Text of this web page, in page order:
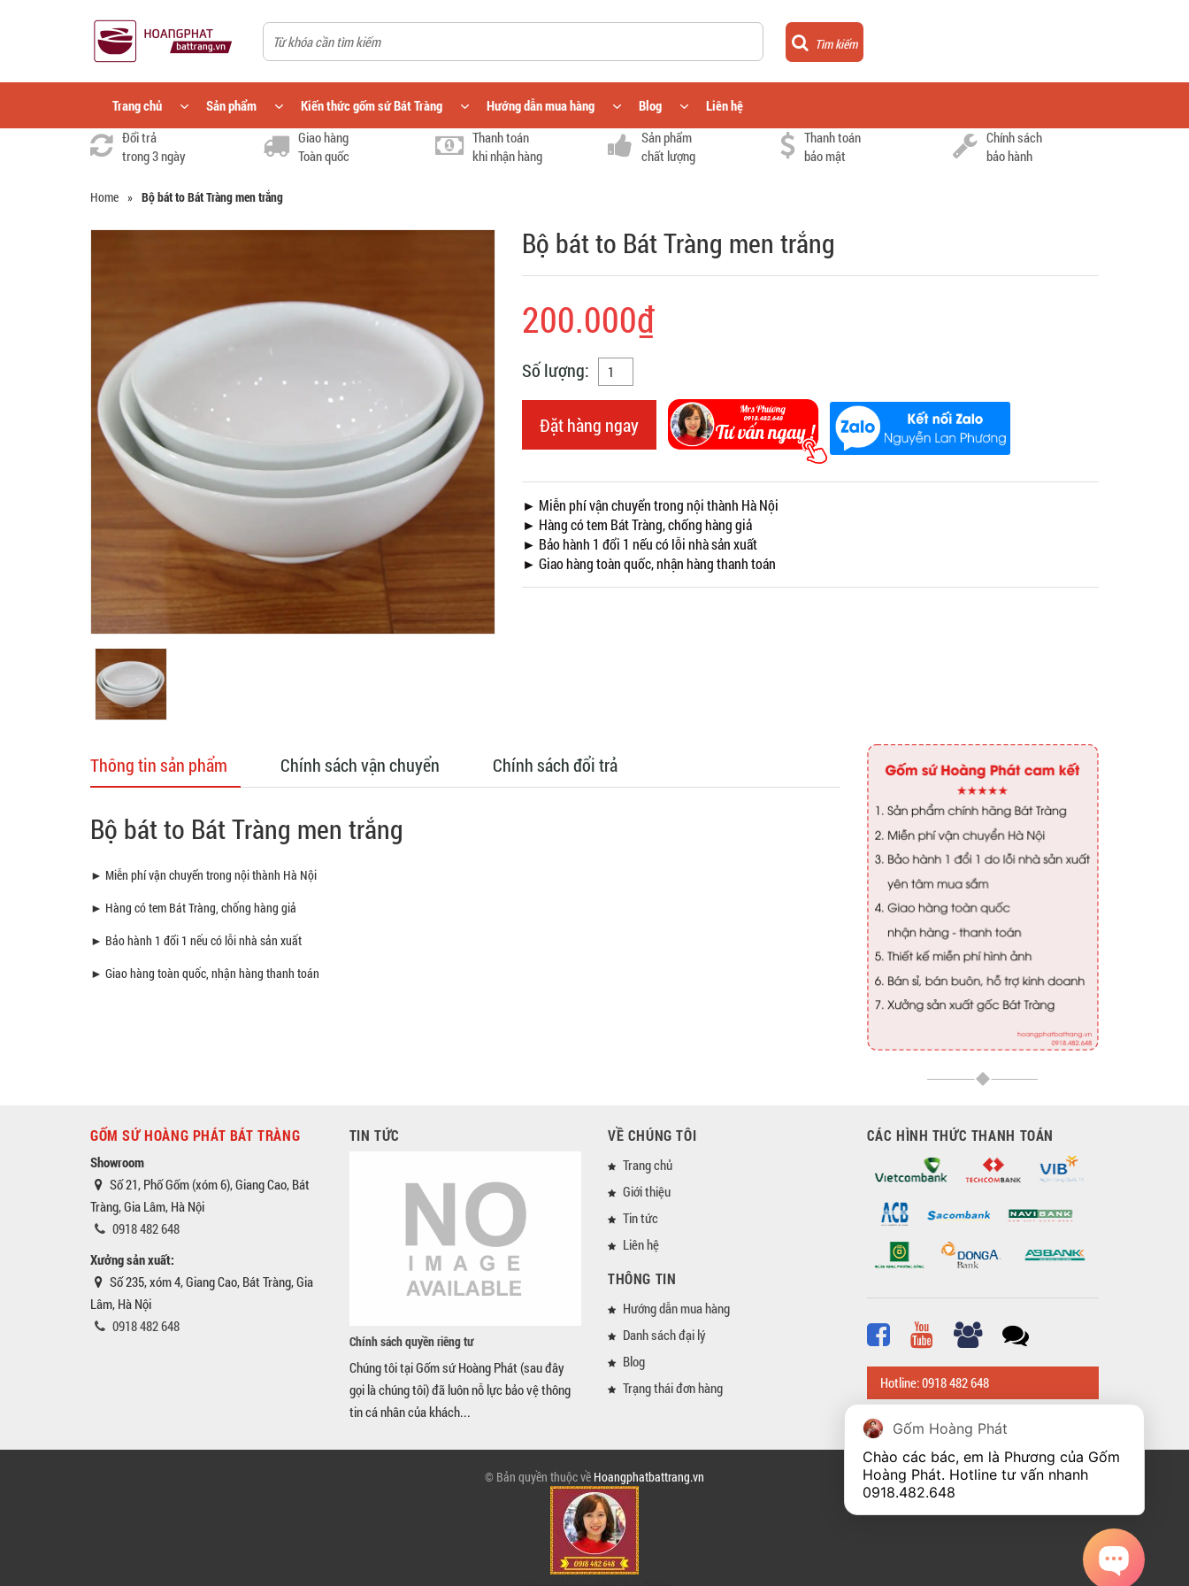
Tìm kiếm
Trang chủ Sản phẩm Kiến thức gốm sứ Bát Tràng Hướng dẫn mua hàng Blog
Liên hệ
Đổi trả
trong 3 ngày
Giao hàng
Toàn quốc
Thanh toán
khi nhận hàng
Sản phẩm
chất lượng
Thanh toán
bảo mật
Chính sách
bảo hành
Home » Bộ bát to Bát Tràng men trắng
Bộ bát to Bát Tràng men trắng
200.000₫
Số lượng:
Đặt hàng ngay
► Miễn phí vận chuyển trong nội thành Hà Nội
► Hàng có tem Bát Tràng, chống hàng giả
► Bảo hành 1 đổi 1 nếu có lỗi nhà sản xuất
► Giao hàng toàn quốc, nhận hàng thanh toán
Thông tin sản phẩm Chính sách vận chuyển Chính sách đổi trả
Bộ bát to Bát Tràng men trắng
► Miễn phí vận chuyển trong nội thành Hà Nội
► Hàng có tem Bát Tràng, chống hàng giả
► Bảo hành 1 đổi 1 nếu có lỗi nhà sản xuất
► Giao hàng toàn quốc, nhận hàng thanh toán
GỐM SỨ HOÀNG PHÁT BÁT TRÀNG
Showroom
Số 21, Phố Gốm (xóm 6), Giang Cao, Bát
Tràng, Gia Lâm, Hà Nội
0918 482 648
Xưởng sản xuất:
Số 235, xóm 4, Giang Cao, Bát Tràng, Gia
Lâm, Hà Nội
0918 482 648
TIN TỨC
Chính sách quyền riêng tư
Chúng tôi tại Gốm sứ Hoàng Phát (sau đây
gọi là chúng tôi) đã luôn nỗ lực bảo vệ thông
tin cá nhân của khách...
VỀ CHÚNG TÔI
Trang chủ
Giới thiệu
Tin tức
Liên hệ
THÔNG TIN
Hướng dẫn mua hàng
Danh sách đại lý
Blog
Trạng thái đơn hàng
CÁC HÌNH THỨC THANH TOÁN
Hotline: 0918 482 648
© Bản quyền thuộc về Hoangphatbattrang.vn
Gốm Hoàng Phát
Chào các bác, em là Phương của Gốm
0918.482.648